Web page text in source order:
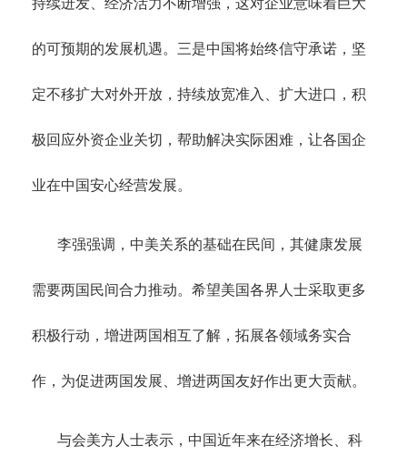
的可预期的发展机遇。三是中国将始终信守承诺，坚
定不移扩大对外开放，持续放宽准入、扩大进口，积
极回应外资企业关切，帮助解决实际困难，让各国企
业在中国安心经营发展。
李强强调，中美关系的基础在民间，其健康发展
需要两国民间合力推动。希望美国各界人士采取更多
积极行动，增进两国相互了解，拓展各领域务实合
作，为促进两国发展、增进两国友好作出更大贡献。
与会美方人士表示，中国近年来在经济增长、科